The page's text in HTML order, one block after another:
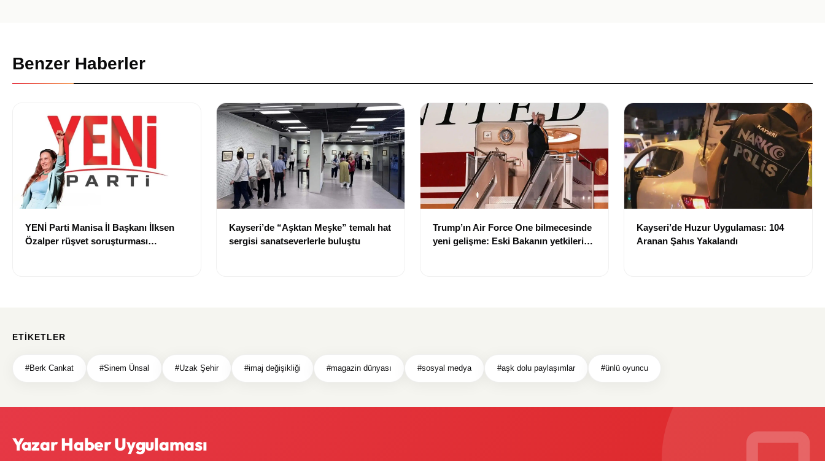
Benzer Haberler
YENİ Parti Manisa İl Başkanı İlksen
Özalper rüşvet soruşturması
Kayseri’de “Aşktan Meşke” temalı hat
sergisi sanatseverlerle buluştu
Trump’ın Air Force One bilmecesinde
yeni gelişme: Eski Bakanın yetkileri
Kayseri’de Huzur Uygulaması: 104
Aranan Şahıs Yakalandı
ETIKETLER
#Berk Cankat #Sinem Ünsal #Uzak Şehir #imaj değişikliği #magazin dünyası #sosyal medya #aşk dolu paylaşımlar #ünlü oyuncu
Yazar Haber Uygulaması